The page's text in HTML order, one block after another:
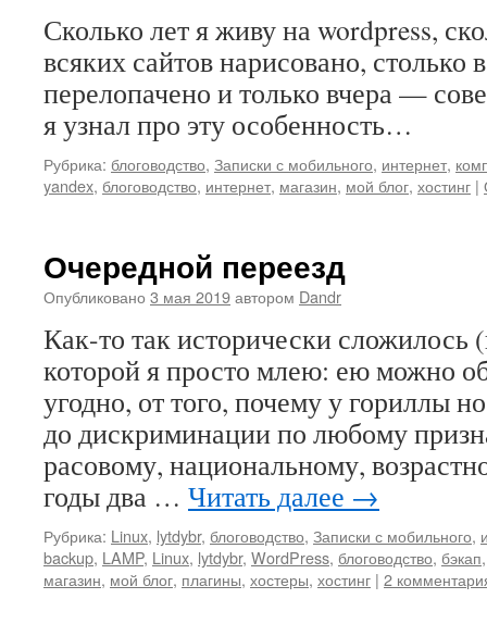
Сколько лет я живу на wordpress,
всяких сайтов нарисовано, столько
перелопачено и только вчера —
я узнал про эту особенность…
Рубрика: блоговодство, Записки с мобильного, интернет,
yandex, блоговодство, интернет, магазин, мой блог, хостинг |
Очередной переезд
Опубликовано 3 мая 2019автором Dandr
Как-то так исторически сложилось
которой я просто млею: ею можно
угодно, от того, почему у гориллы
до дискриминации по любому
расовому, национальному,
годы два … Читать далее →
Рубрика: Linux, lytdybr, блоговодство, Записки с мобильного,
backup, LAMP, Linux, lytdybr, WordPress, блоговодство, бэкап
магазин, мой блог, плагины, хостеры, хостинг | 2